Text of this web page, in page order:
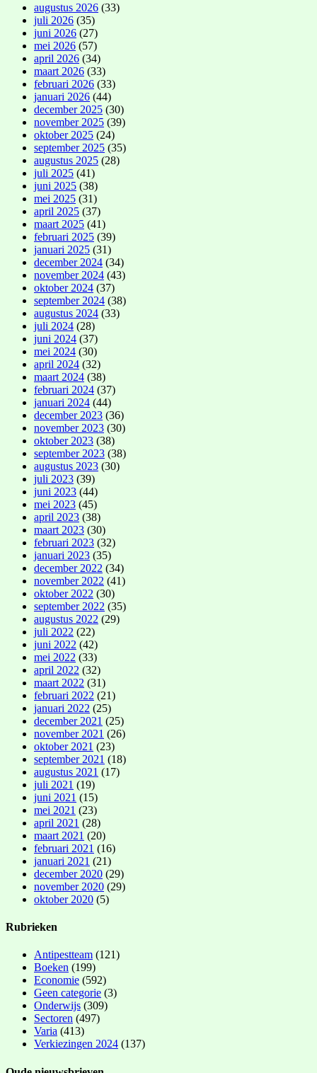
augustus 2026 (33)
juli 2026 (35)
juni 2026 (27)
mei 2026 (57)
april 2026 (34)
maart 2026 (33)
februari 2026 (33)
januari 2026 (44)
december 2025 (30)
november 2025 (39)
oktober 2025 (24)
september 2025 (35)
augustus 2025 (28)
juli 2025 (41)
juni 2025 (38)
mei 2025 (31)
april 2025 (37)
maart 2025 (41)
februari 2025 (39)
januari 2025 (31)
december 2024 (34)
november 2024 (43)
oktober 2024 (37)
september 2024 (38)
augustus 2024 (33)
juli 2024 (28)
juni 2024 (37)
mei 2024 (30)
april 2024 (32)
maart 2024 (38)
februari 2024 (37)
januari 2024 (44)
december 2023 (36)
november 2023 (30)
oktober 2023 (38)
september 2023 (38)
augustus 2023 (30)
juli 2023 (39)
juni 2023 (44)
mei 2023 (45)
april 2023 (38)
maart 2023 (30)
februari 2023 (32)
januari 2023 (35)
december 2022 (34)
november 2022 (41)
oktober 2022 (30)
september 2022 (35)
augustus 2022 (29)
juli 2022 (22)
juni 2022 (42)
mei 2022 (33)
april 2022 (32)
maart 2022 (31)
februari 2022 (21)
januari 2022 (25)
december 2021 (25)
november 2021 (26)
oktober 2021 (23)
september 2021 (18)
augustus 2021 (17)
juli 2021 (19)
juni 2021 (15)
mei 2021 (23)
april 2021 (28)
maart 2021 (20)
februari 2021 (16)
januari 2021 (21)
december 2020 (29)
november 2020 (29)
oktober 2020 (5)
Rubrieken
Antipestteam (121)
Boeken (199)
Economie (592)
Geen categorie (3)
Onderwijs (309)
Sectoren (497)
Varia (413)
Verkiezingen 2024 (137)